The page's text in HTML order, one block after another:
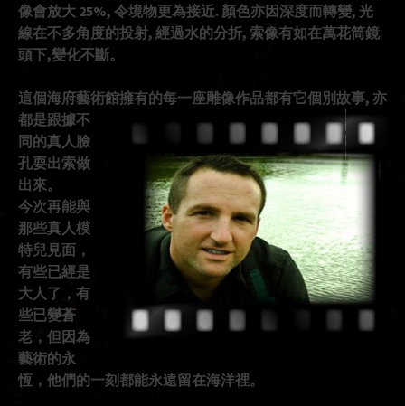
像會放大 25%, 令境物更為接近. 顏色亦因深度而轉變, 光
線在不多角度的投射, 經過水的分折, 索像有如在萬花筒鏡
頭下,變化不斷。
這個海府藝術館擁有的每一座雕像作品都有它個別故事, 亦
都是跟據不
同的真人臉
孔耍出索做
出來。
今次再能與
那些真人模
特兒見面，
有些已經是
大人了，有
些已變蒼
老，但因為
藝術的永
恆，他們的一刻都能永遠留在海洋裡。